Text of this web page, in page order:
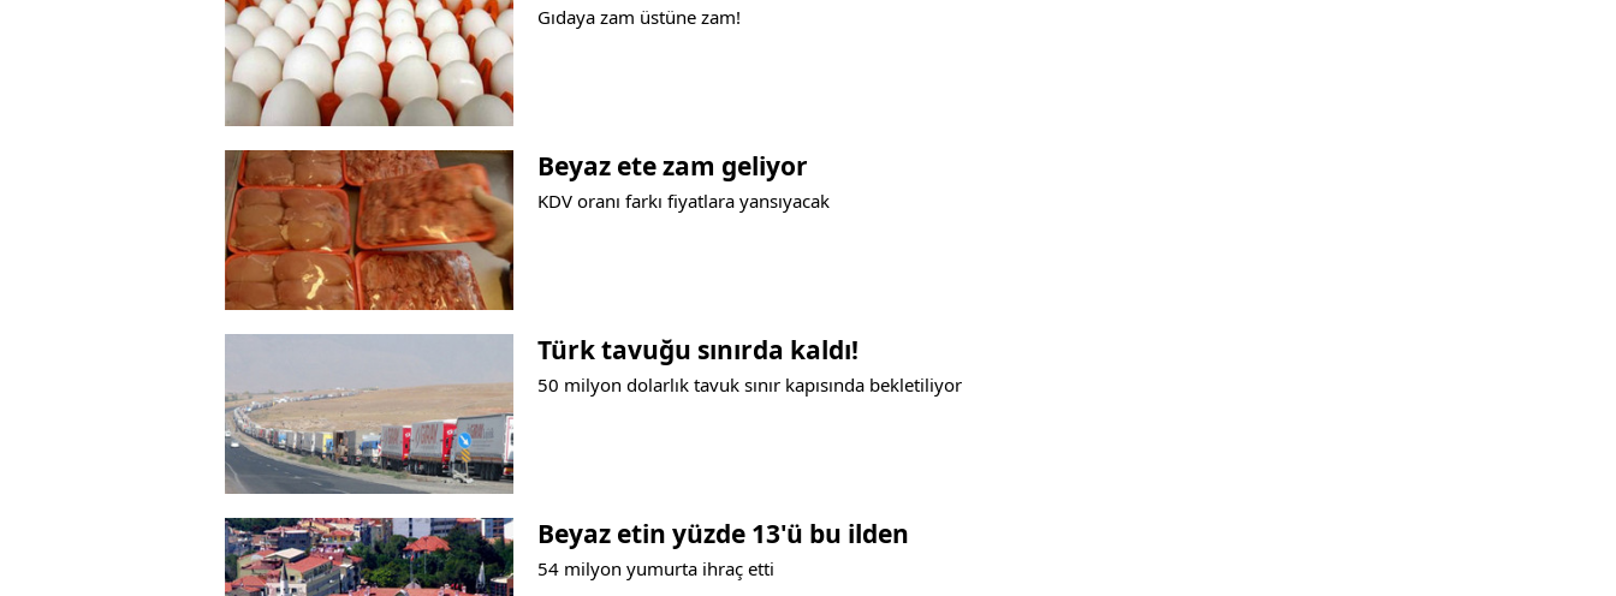
Gıdaya zam üstüne zam!
Beyaz ete zam geliyor
KDV oranı farkı fiyatlara yansıyacak
Türk tavuğu sınırda kaldı!
50 milyon dolarlık tavuk sınır kapısında bekletiliyor
Beyaz etin yüzde 13'ü bu ilden
54 milyon yumurta ihraç etti